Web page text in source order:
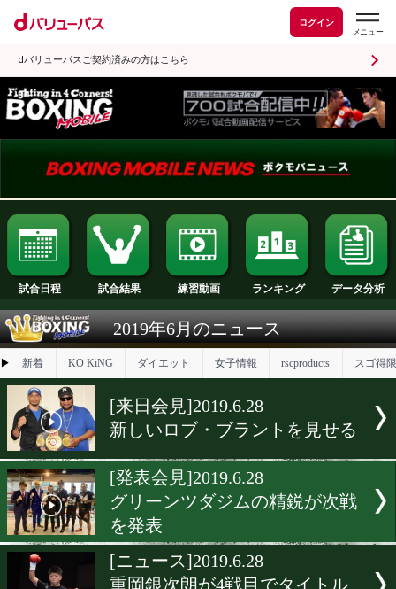
ログイン
dバリューパスご契約済みの方はこちら
試合日程 試合結果 練習動画 ランキング
2019年6月のニュース
▶ 新着 KO KiNG ダイエット 女子情報
[来日会見]2019.6.28
新しいロブ・ブラントを見
[発表会見]2019.6.28